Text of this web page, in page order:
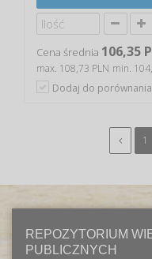
Cena średnia 106,35
max. 108,73 PLN min.
Dodaj do porównania
1
REPOZYTORIUM
PUBLICZNYCH